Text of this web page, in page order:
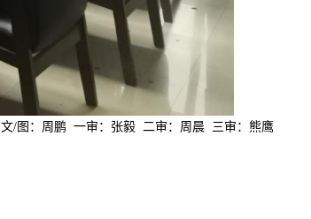
文/图：周鹏 一审：张毅 二审：周晨 三审：熊鹰